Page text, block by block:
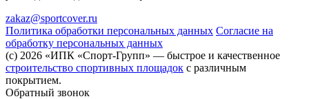
zakaz@sportcover.ru
Политика обработки персональных данных Согласие на
обработку персональных данных
(c) 2026 «ИПК «Спорт-Групп» — быстрое и качественное
строительство спортивных площадок с различным
покрытием.
Обратный звонок